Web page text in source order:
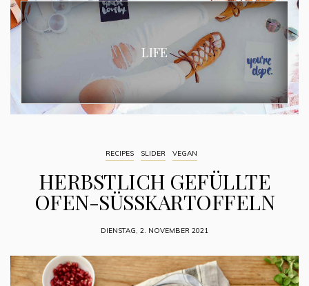
LIFE
RECIPES SLIDER VEGAN
HERBSTLICH GEFÜLLTE
OFEN-SÜSSKARTOFFELN
DIENSTAG, 2. NOVEMBER 2021